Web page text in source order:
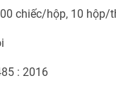
chiếc/hộp, 10 hộp/
: 2016